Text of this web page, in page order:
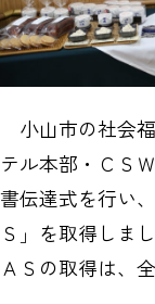
小山市の社会
テル本部・ＣＳ
書伝達式を行い
Ｓ」を取得しま
ＡＳの取得は、